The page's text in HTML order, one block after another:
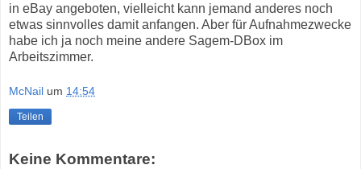
in eBay angeboten, vielleicht kann jemand anderes noch
etwas sinnvolles damit anfangen. Aber für Aufnahmezwecke
habe ich ja noch meine andere Sagem-DBox im
Arbeitszimmer.
McNail um 14:54
Teilen
Keine Kommentare: